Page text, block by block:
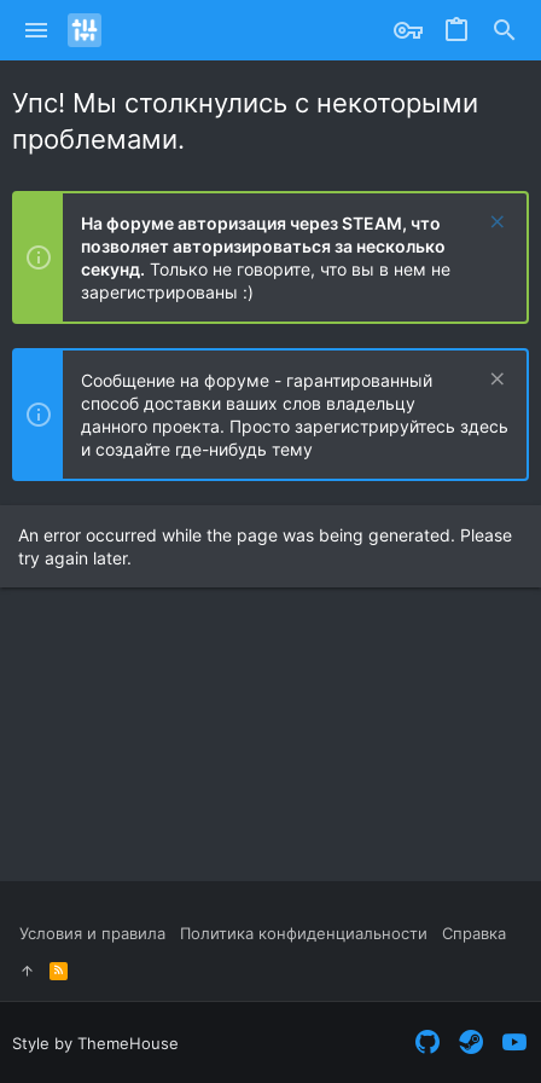
Упс! Мы столкнулись с некоторыми
проблемами.
На форуме авторизация через STEAM, что
позволяет авторизироваться за несколько
секунд. Только не говорите, что вы в нем не
зарегистрированы :)
Сообщение на форуме - гарантированный
способ доставки ваших слов владельцу
данного проекта. Просто зарегистрируйтесь здесь
и создайте где-нибудь тему
An error occurred while the page was being generated. Please
try again later.
Условия и правила Политика конфиденциальности Справка
R
S
S
Style by ThemeHouse